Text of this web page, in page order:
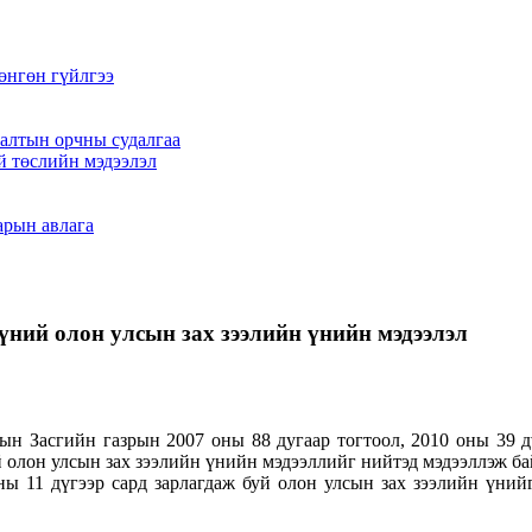
гүйлгээ
орчны судалгаа
төслийн мэдээлэл
авлага
олон улсын зах зээлийн үнийн мэдээлэл
Засгийн газрын 2007 оны 88 дугаар тогтоол, 2010 оны 39
улсын зах зээлийн үнийн мэдээллийг нийтэд мэдээллэж
11 дүгээр сард зарлагдаж буй олон улсын зах зээлийн